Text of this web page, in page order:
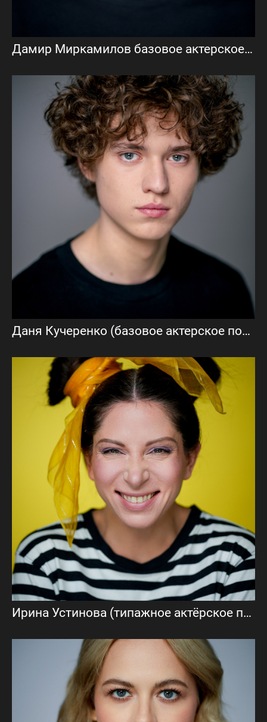
Дамир Миркамилов базовое актерское портфолио
Даня Кучеренко (базовое актерское портфолио)
Ирина Устинова (типажное актёрское портфолио)